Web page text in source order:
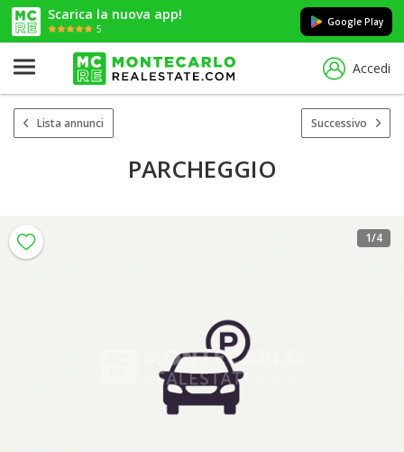
Scarica la nuova app!
5
Google Play
Accedi
Lista annunci Successivo
PARCHEGGIO
1/4